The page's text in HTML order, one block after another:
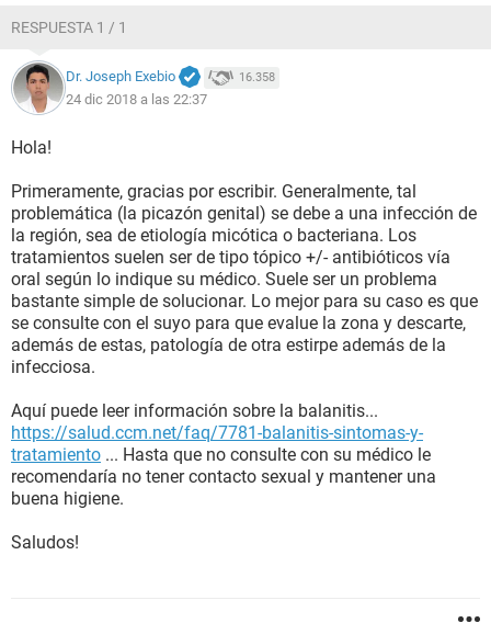
RESPUESTA 1 / 1
Dr. Joseph Exebio 16.358
24 dic 2018 a las 22:37
Hola!
Primeramente, gracias por escribir. Generalmente, tal
problemática (la picazón genital) se debe a una infección de
la región, sea de etiología micótica o bacteriana. Los
tratamientos suelen ser de tipo tópico +/- antibióticos vía
oral según lo indique su médico. Suele ser un problema
bastante simple de solucionar. Lo mejor para su caso es que
se consulte con el suyo para que evalue la zona y descarte,
además de estas, patología de otra estirpe además de la
infecciosa.
Aquí puede leer información sobre la balanitis...
https://salud.ccm.net/faq/7781-balanitis-sintomas-y-
tratamiento ... Hasta que no consulte con su médico le
recomendaría no tener contacto sexual y mantener una
buena higiene.
Saludos!